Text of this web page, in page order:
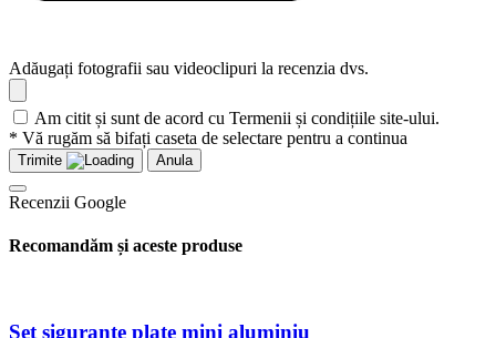
Adăugați fotografii sau videoclipuri la recenzia dvs.
Am citit și sunt de acord cu Termenii și condițiile site-ului.
* Vă rugăm să bifați caseta de selectare pentru a continua
Trimite Anula
Recenzii Google
Recomandăm și aceste produse
Set sigurante plate mini aluminiu